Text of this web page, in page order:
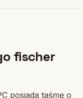
fischer
posiada taśmę o